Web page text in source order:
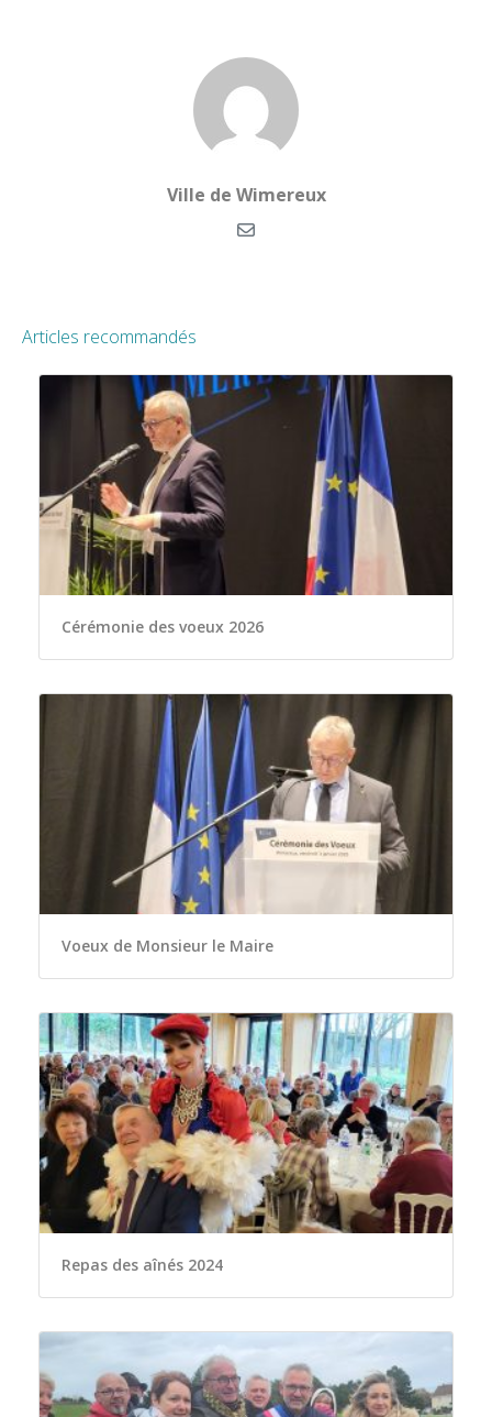
Ville de Wimereux
Articles recommandés
Cérémonie des voeux 2026
Voeux de Monsieur le Maire
Repas des aînés 2024